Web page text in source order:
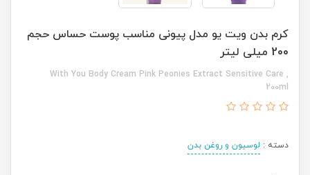
کرم بدن ویت یو مدل پیونی مناسب پوست حساس حجم
200 میلی لیتر
With You Body Cream Pink Peonies Extract Sensitive Care ,
200ml
دسته : لوسیون و روغن بدن